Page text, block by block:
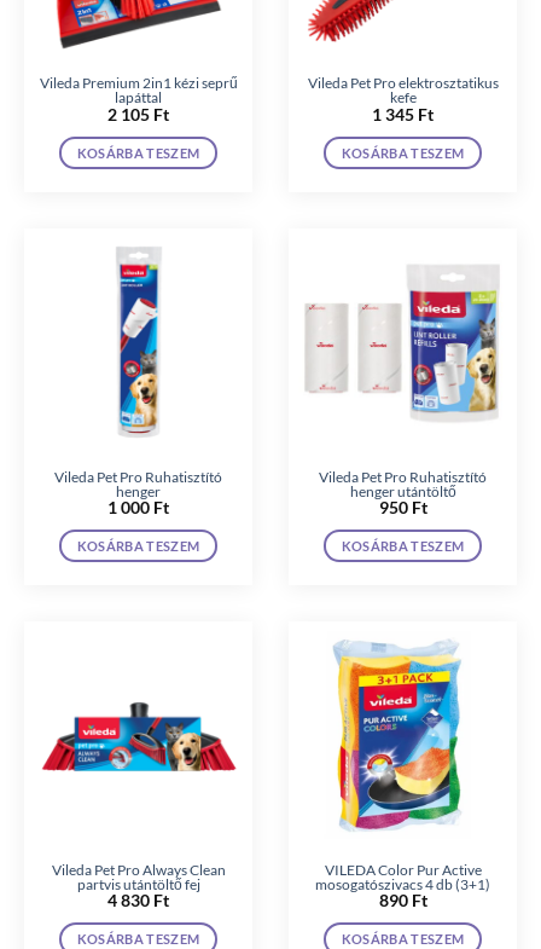
Vileda Premium 2in1 kézi seprű
lapáttal
2 105 Ft
KOSÁRBA TESZEM
Vileda Pet Pro elektrosztatikus
kefe
1 345 Ft
KOSÁRBA TESZEM
Vileda Pet Pro Ruhatisztító
henger
1 000 Ft
KOSÁRBA TESZEM
Vileda Pet Pro Ruhatisztító
henger utántöltő
950 Ft
KOSÁRBA TESZEM
Vileda Pet Pro Always Clean
partvis utántöltő fej
4 830 Ft
KOSÁRBA TESZEM
VILEDA Color Pur Active
mosogatószivacs 4 db (3+1)
890 Ft
KOSÁRBA TESZEM